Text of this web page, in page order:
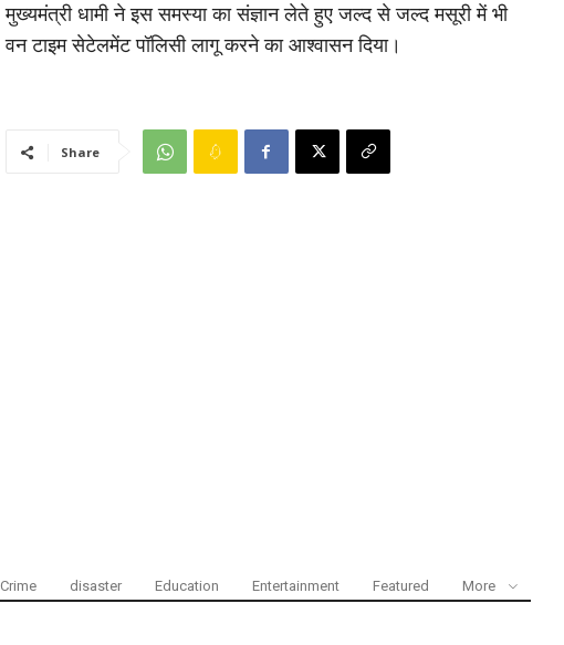
मुख्यमंत्री धामी ने इस समस्या का संज्ञान लेते हुए जल्द से जल्द मसूरी में भी
वन टाइम सेटेलमेंट पॉलिसी लागू करने का आश्वासन दिया।
Share
Crime disaster Education Entertainment Featured More